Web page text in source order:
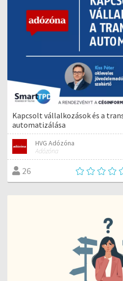
Kapcsolt vállalkozások és a
automatizálása
HVG Adózóna
Adózóna
26